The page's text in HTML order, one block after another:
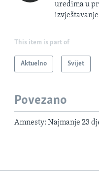
uredima u
This item is part of
Aktuelno Svijet
Povezano
Amnesty: Najmanje 23